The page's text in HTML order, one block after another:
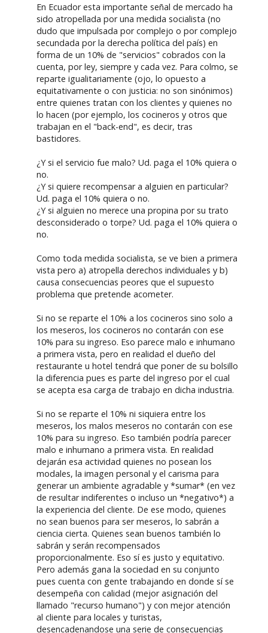
En Ecuador esta importante señal de mercado ha
sido atropellada por una medida socialista (no
dudo que impulsada por complejo o por complejo
secundada por la derecha política del país) en
forma de un 10% de "servicios" cobrados con la
cuenta, por ley, siempre y cada vez. Para colmo, se
reparte igualitariamente (ojo, lo opuesto a
equitativamente o con justicia: no son sinónimos)
entre quienes tratan con los clientes y quienes no
lo hacen (por ejemplo, los cocineros y otros que
trabajan en el "back-end", es decir, tras
bastidores.
¿Y si el servicio fue malo? Ud. paga el 10% quiera o
no.
¿Y si quiere recompensar a alguien en particular?
Ud. paga el 10% quiera o no.
¿Y si alguien no merece una propina por su trato
desconsiderado o torpe? Ud. paga el 10% quiera o
no.
Como toda medida socialista, se ve bien a primera
vista pero a) atropella derechos individuales y b)
causa consecuencias peores que el supuesto
problema que pretende acometer.
Si no se reparte el 10% a los cocineros sino solo a
los meseros, los cocineros no contarán con ese
10% para su ingreso. Eso parece malo e inhumano
a primera vista, pero en realidad el dueño del
restaurante u hotel tendrá que poner de su bolsillo
la diferencia pues es parte del ingreso por el cual
se acepta esa carga de trabajo en dicha industria.
Si no se reparte el 10% ni siquiera entre los
meseros, los malos meseros no contarán con ese
10% para su ingreso. Eso también podría parecer
malo e inhumano a primera vista. En realidad
dejarán esa actividad quienes no posean los
modales, la imagen personal y el carisma para
generar un ambiente agradable y *sumar* (en vez
de resultar indiferentes o incluso un *negativo*) a
la experiencia del cliente. De ese modo, quienes
no sean buenos para ser meseros, lo sabrán a
ciencia cierta. Quienes sean buenos también lo
sabrán y serán recompensados
proporcionalmente. Eso sí es justo y equitativo.
Pero además gana la sociedad en su conjunto
pues cuenta con gente trabajando en donde sí se
desempeña con calidad (mejor asignación del
llamado "recurso humano") y con mejor atención
al cliente para locales y turistas,
desencadenandose una serie de consecuencias